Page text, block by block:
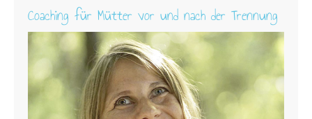
Coaching für Mütter vor und nach der Trennung